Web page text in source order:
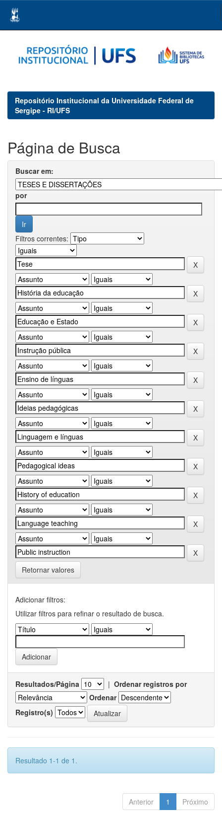
navigation
Repositório Institucional da Universidade Federal de
Sergipe - RI/UFS
Página de Busca
Buscar em:
por
Filtros correntes:
Retornar valores
Adicionar filtros:
Utilizar filtros para refinar o resultado de busca.
Resultados/Página | Ordenar registros por
Ordenar
Registro(s)
Resultado 1-1 de 1.
Anterior 1 Próximo